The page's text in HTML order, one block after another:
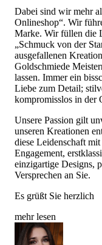
Dabei sind wir mehr
Onlineshop“. Wir
Marke. Wir füllen die
„Schmuck von der
ausgefallenen
Goldschmiede
lassen. Immer ein
Liebe zum Detail;
kompromisslos in der
Unsere Passion gilt
unseren Kreationen
diese Leidenschaft
Engagement,
einzigartige Designs,
Versprechen an Sie.
Es grüßt Sie herzlich
mehr lesen